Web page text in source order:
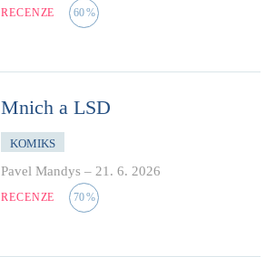
RECENZE 60%
Mnich a LSD
KOMIKS
Pavel Mandys – 21. 6. 2026
RECENZE 70%